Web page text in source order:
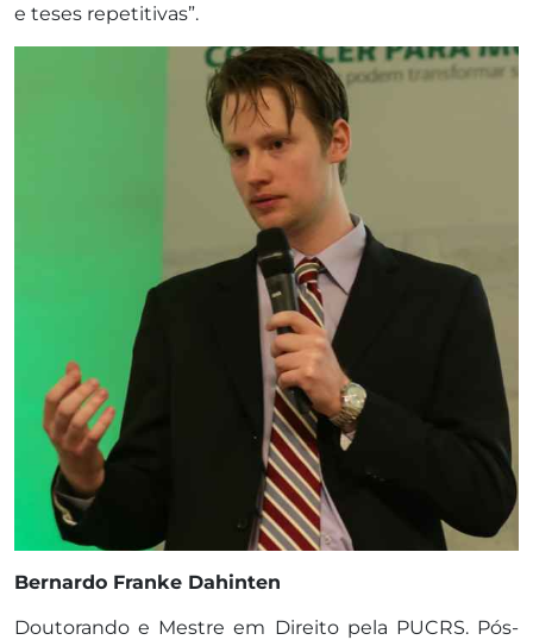
e teses repetitivas”.
Bernardo Franke Dahinten
Doutorando e Mestre em Direito pela PUCRS. Pós-